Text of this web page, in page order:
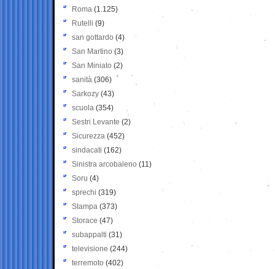
Roma (1.125)
Rutelli (9)
san gottardo (4)
San Martino (3)
San Miniato (2)
sanità (306)
Sarkozy (43)
scuola (354)
Sestri Levante (2)
Sicurezza (452)
sindacati (162)
Sinistra arcobaleno (11)
Soru (4)
sprechi (319)
Stampa (373)
Storace (47)
subappalti (31)
televisione(244)
terremoto (402)